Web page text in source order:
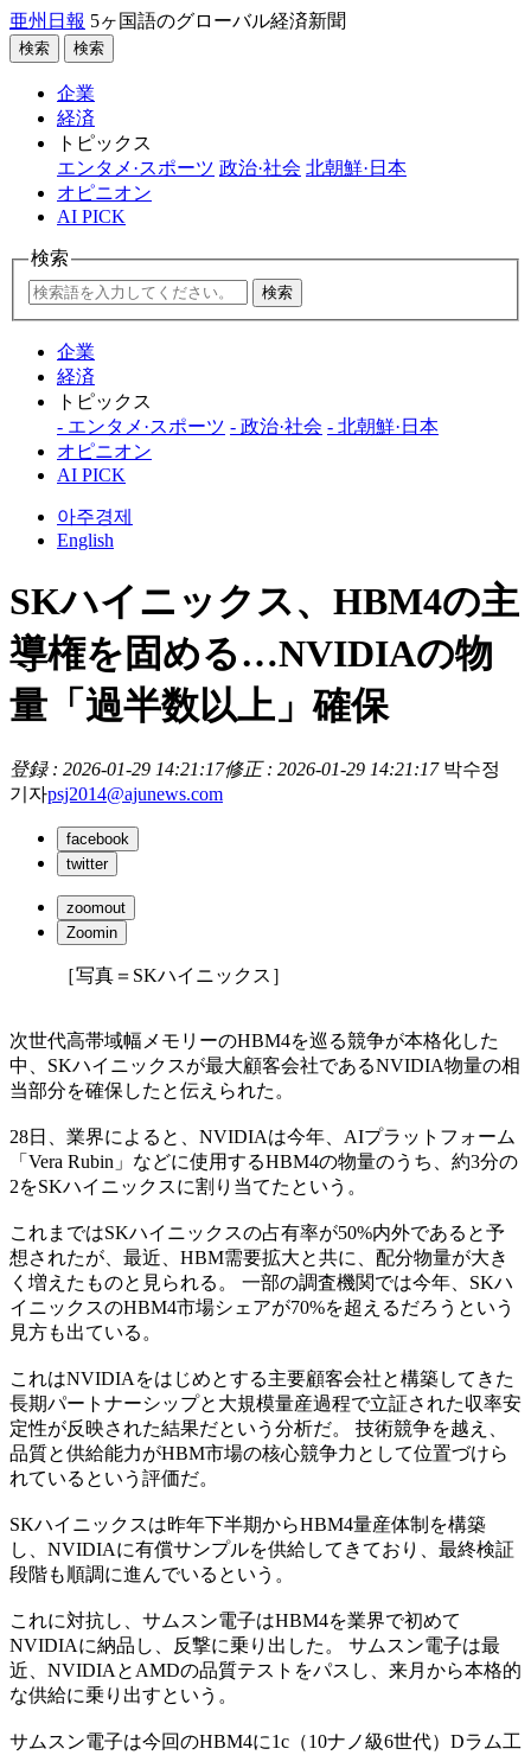
亜州日報 5ヶ国語のグローバル経済新聞
検索 検索
企業
経済
トピックス
エンタメ·スポーツ 政治·社会 北朝鮮·日本
オピニオン
AI PICK
検索
検索
企業
経済
トピックス
- エンタメ·スポーツ - 政治·社会 - 北朝鮮·日本
オピニオン
AI PICK
아주경제
English
SKハイニックス、HBM4の主
導権を固める…NVIDIAの物
量「過半数以上」確保
登録 : 2026-01-29 14:21:17修正 : 2026-01-29 14:21:17 박수정
기자psj2014@ajunews.com
facebook
twitter
zoomout
Zoomin
［写真＝SKハイニックス］
次世代高帯域幅メモリーのHBM4を巡る競争が本格化した
中、SKハイニックスが最大顧客会社であるNVIDIA物量の相
当部分を確保したと伝えられた。
28日、業界によると、NVIDIAは今年、AIプラットフォーム
「Vera Rubin」などに使用するHBM4の物量のうち、約3分の
2をSKハイニックスに割り当てたという。
これまではSKハイニックスの占有率が50%内外であると予
想されたが、最近、HBM需要拡大と共に、配分物量が大き
く増えたものと見られる。 一部の調査機関では今年、SKハ
イニックスのHBM4市場シェアが70%を超えるだろうという
見方も出ている。
これはNVIDIAをはじめとする主要顧客会社と構築してきた
長期パートナーシップと大規模量産過程で立証された収率安
定性が反映された結果だという分析だ。 技術競争を越え、
品質と供給能力がHBM市場の核心競争力として位置づけら
れているという評価だ。
SKハイニックスは昨年下半期からHBM4量産体制を構築
し、NVIDIAに有償サンプルを供給してきており、最終検証
段階も順調に進んでいるという。
これに対抗し、サムスン電子はHBM4を業界で初めて
NVIDIAに納品し、反撃に乗り出した。 サムスン電子は最
近、NVIDIAとAMDの品質テストをパスし、来月から本格的
な供給に乗り出すという。
サムスン電子は今回のHBM4に1c（10ナノ級6世代）Dラム工